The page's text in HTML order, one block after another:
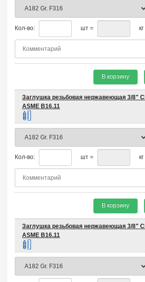
Кол-во: шт = кг
В корзину
Заглушка резьбовая нержавеющая 3/8"
ASME B16.11
Кол-во: шт = кг
В корзину
Заглушка резьбовая нержавеющая 3/8"
ASME B16.11